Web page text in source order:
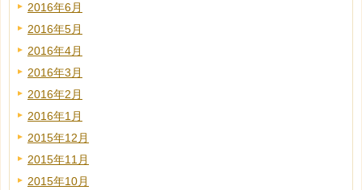
2016年6月
2016年5月
2016年4月
2016年3月
2016年2月
2016年1月
2015年12月
2015年11月
2015年10月